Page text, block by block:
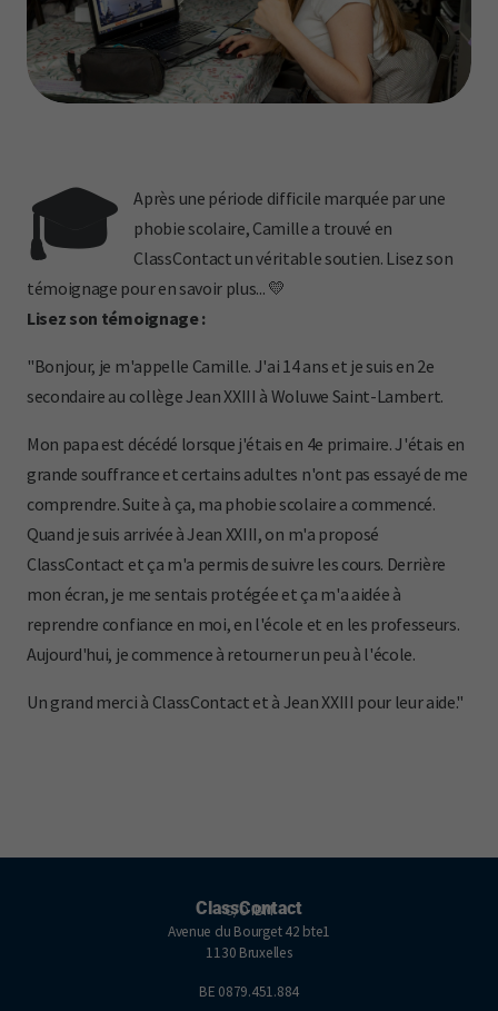
🎓
Après une période difficile marquée par une
phobie scolaire, Camille a trouvé en
ClassContact un véritable soutien. Lisez son
témoignage pour en savoir plus... 💛
Lisez son témoignage :
"Bonjour, je m'appelle Camille. J'ai 14 ans et je suis en 2e
secondaire au collège Jean XXIII à Woluwe Saint-Lambert.
Mon papa est décédé lorsque j'étais en 4e primaire. J'étais en
grande souffrance et certains adultes n'ont pas essayé de me
comprendre. Suite à ça, ma phobie scolaire a commencé.
Quand je suis arrivée à Jean XXIII, on m'a proposé
ClassContact et ça m'a permis de suivre les cours. Derrière
mon écran, je me sentais protégée et ça m'a aidée à
reprendre confiance en moi, en l'école et en les professeurs.
Aujourd'hui, je commence à retourner un peu à l'école.
Un grand merci à ClassContact et à Jean XXIII pour leur aide."
ClassContact
C/O IBM
Avenue du Bourget 42 bte1
1130 Bruxelles
BE 0879.451.884